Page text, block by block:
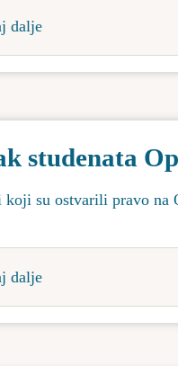
dalje
Spisak
studenata
stipendije
za
godinu-
struka
studenata
koji su ostvarili pravo na
dalje
Spisak
studenata